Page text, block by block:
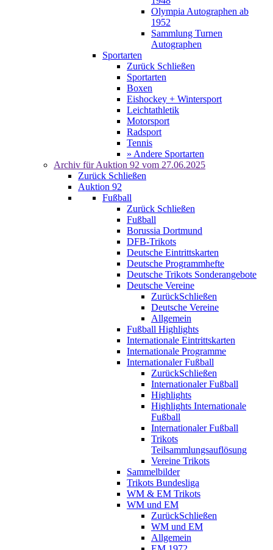
Olympia Autographen ab
1952
Sammlung Turnen
Autographen
Sportarten
Zurück Schließen
Sportarten
Boxen
Eishockey + Wintersport
Leichtathletik
Motorsport
Radsport
Tennis
» Andere Sportarten
Archiv für Auktion 92 vom 27.06.2025
Zurück Schließen
Auktion 92
Fußball
Zurück Schließen
Fußball
Borussia Dortmund
DFB-Trikots
Deutsche Eintrittskarten
Deutsche Programmhefte
Deutsche Trikots Sonderangebote
Deutsche Vereine
ZurückSchließen
Deutsche Vereine
Allgemein
Fußball Highlights
Internationale Eintrittskarten
Internationale Programme
Internationaler Fußball
ZurückSchließen
Internationaler Fußball
Highlights
Highlights Internationale
Fußball
Internationaler Fußball
Trikots
Teilsammlungsauflösung
Vereine Trikots
Sammelbilder
Trikots Bundesliga
WM & EM Trikots
WM und EM
ZurückSchließen
WM und EM
Allgemein